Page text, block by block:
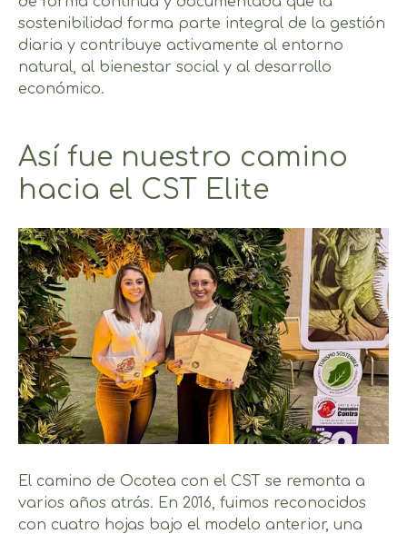
sostenibilidad forma parte integral de la gestión
diaria y contribuye activamente al entorno
natural, al bienestar social y al desarrollo
económico.
Así fue nuestro camino
hacia el CST Elite
El camino de Ocotea con el CST se remonta a
varios años atrás. En 2016, fuimos reconocidos
con cuatro hojas bajo el modelo anterior, una